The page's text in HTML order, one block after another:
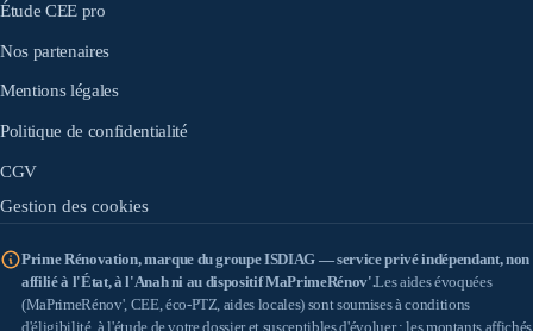
Étude CEE pro
Nos partenaires
Mentions légales
Politique de confidentialité
CGV
Gestion des cookies
Prime Rénovation, marque du groupe ISDIAG — service privé indépendant, non
affilié à l'État, à l'Anah ni au dispositif MaPrimeRénov'.Les aides évoquées
(MaPrimeRénov', CEE, éco-PTZ, aides locales) sont soumises à conditions
d'éligibilité, à l'étude de votre dossier et susceptibles d'évoluer ; les montants affichés